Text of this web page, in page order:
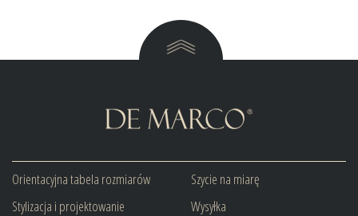
Orientacyjna tabela rozmiarów
Stylizacja i projektowanie
Szycie na miarę
Wysyłka